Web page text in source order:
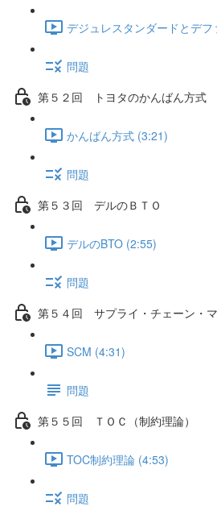
デジュレスタンダードとデ
問題
第５２回 トヨタのかんばん方式
かんばん方式 (3:21)
問題
第５３回 デルのＢＴＯ
デルのBTO (2:55)
問題
第５４回 サプライ・チェーン・マ
SCM (4:31)
問題
第５５回 ＴＯＣ（制約理論）
TOC制約理論 (4:53)
問題